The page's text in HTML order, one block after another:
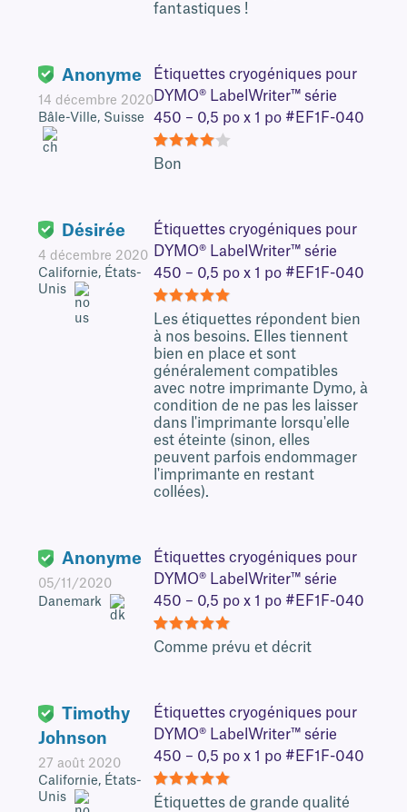
fantastiques !
Anonyme
14 décembre 2020
Bâle-Ville, Suisse
Étiquettes cryogéniques pour
DYMO® LabelWriter™ série
450 – 0,5 po x 1 po #EF1F-040
4Bon
Désirée
4 décembre 2020
Californie, États-
Unis
Étiquettes cryogéniques pour
DYMO® LabelWriter™ série
450 – 0,5 po x 1 po #EF1F-040
5Les étiquettes répondent bien
à nos besoins. Elles tiennent
bien en place et sont
généralement compatibles
avec notre imprimante Dymo, à
condition de ne pas les laisser
dans l'imprimante lorsqu'elle
est éteinte (sinon, elles
peuvent parfois endommager
l'imprimante en restant
collées).
Anonyme
05/11/2020
Danemark
Étiquettes cryogéniques pour
DYMO® LabelWriter™ série
450 – 0,5 po x 1 po #EF1F-040
5
Comme prévu et décrit
Timothy
Johnson
27 août 2020
Californie, États-
Unis
Étiquettes cryogéniques pour
DYMO® LabelWriter™ série
450 – 0,5 po x 1 po #EF1F-040
5Étiquettes de grande qualité